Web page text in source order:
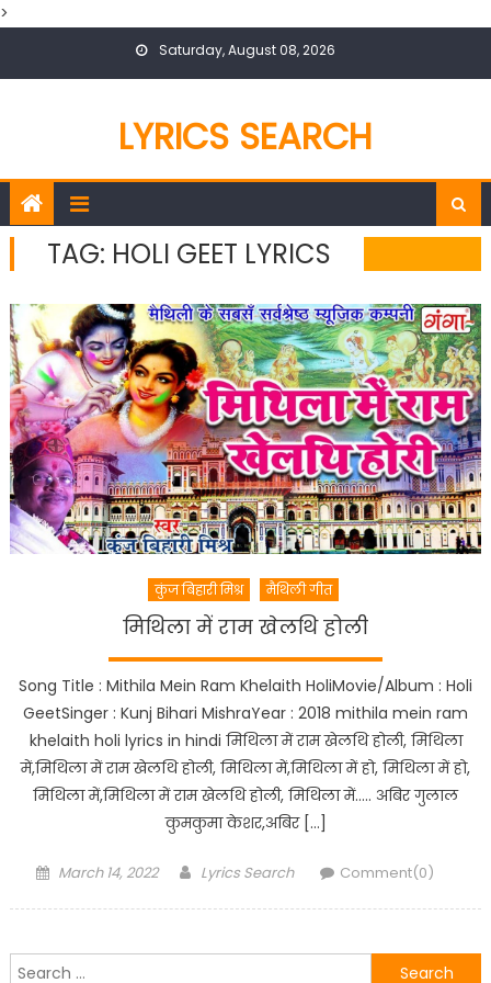
>
Saturday, August 08, 2026
LYRICS SEARCH
TAG: HOLI GEET LYRICS
कुंज बिहारी मिश्र मैथिली गीत
मिथिला में राम खेलथि होली
Song Title : Mithila Mein Ram Khelaith HoliMovie/Album : Holi
GeetSinger : Kunj Bihari MishraYear : 2018 mithila mein ram
khelaith holi lyrics in hindi मिथिला में राम खेलथि होली, मिथिला
में,मिथिला में राम खेलथि होली, मिथिला में,मिथिला में हो, मिथिला में हो,
मिथिला में,मिथिला में राम खेलथि होली, मिथिला में….. अबिर गुलाल
कुमकुमा केशर,अबिर […]
Posted
March 14, 2022 Author
Lyrics Search Comment(0)
Search